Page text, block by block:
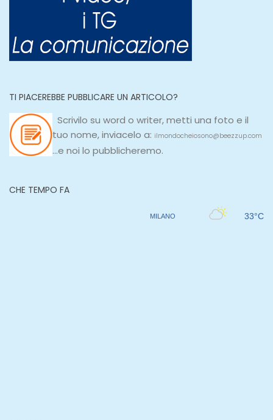
TI PIACEREBBE PUBBLICARE UN ARTICOLO?
Scrivilo su word o writer, metti una foto e il
tuo nome, inviacelo a: ilmondocheiosono@beezzup.com
...e noi lo pubblicheremo.
CHE TEMPO FA